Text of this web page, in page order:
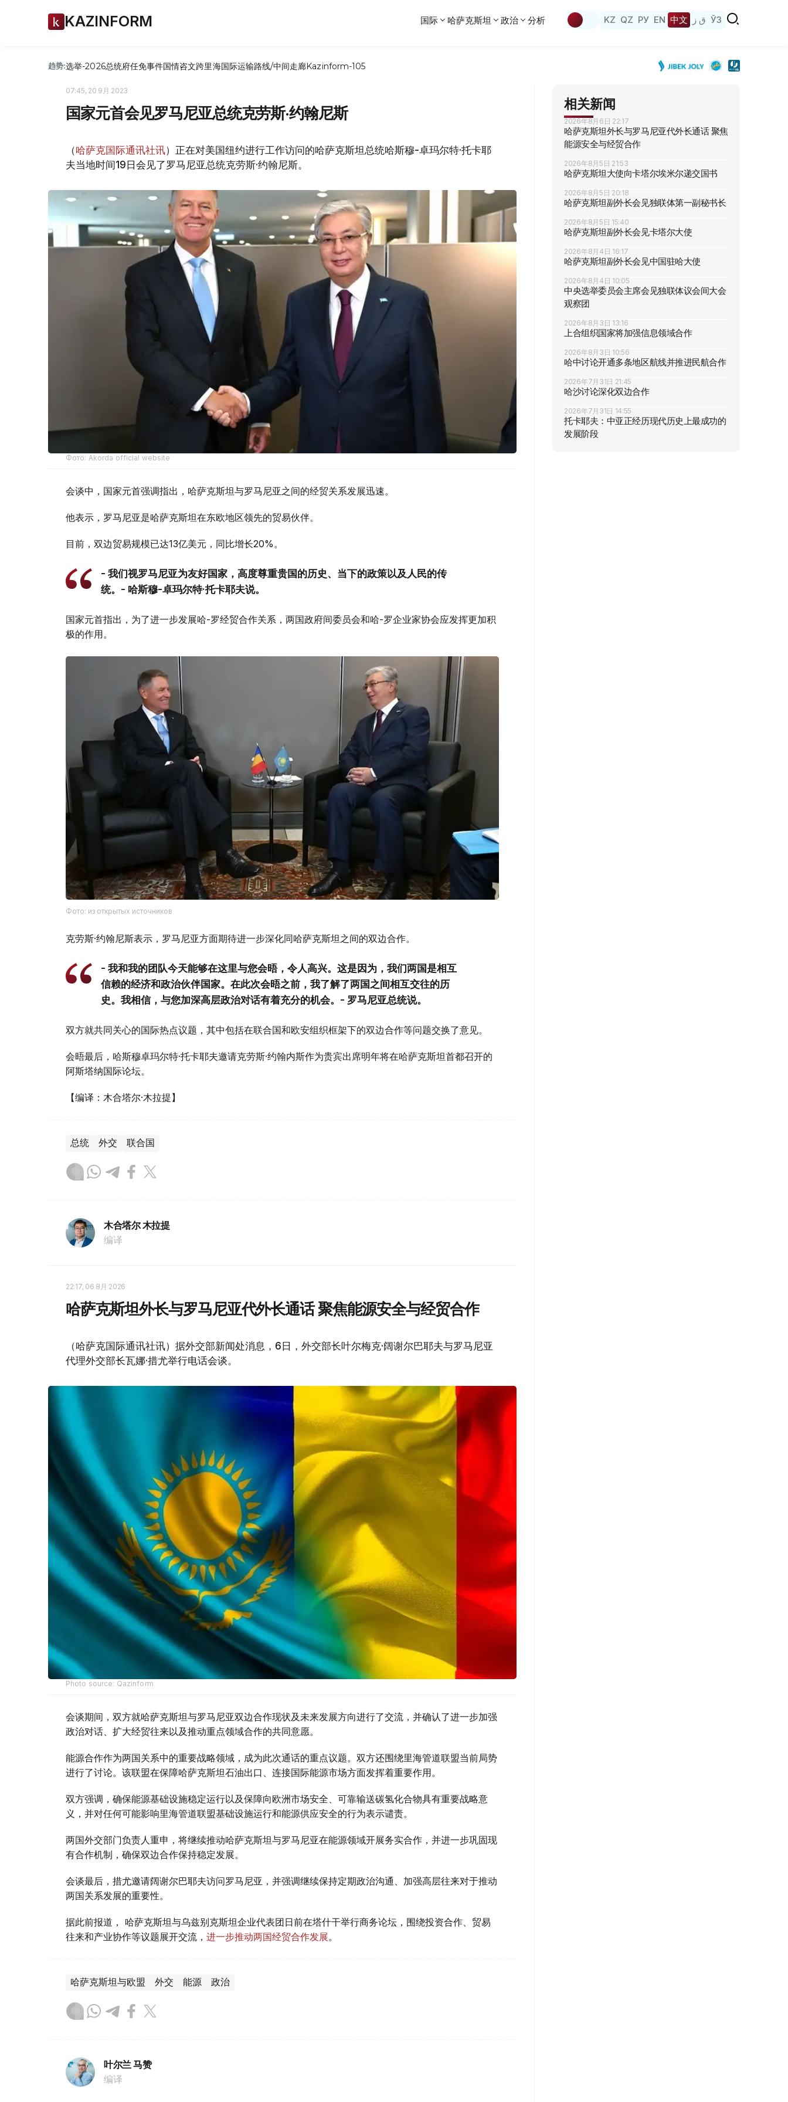
KAZINFORM 国际 哈萨克斯坦 政治 分析 KZ QZ РУ EN 中文 ق ز ЎЗ
趋势:选举-2026总统府任免事件国情咨文跨里海国际运输路线/中间走廊Kazinform-105
07:45, 20 9月 2023
国家元首会见罗马尼亚总统克劳斯·约翰尼斯
（哈萨克国际通讯社讯）正在对美国纽约进行工作访问的哈萨克斯坦总统哈斯穆-卓玛尔特·托卡耶
夫当地时间19日会见了罗马尼亚总统克劳斯·约翰尼斯。
Фото: Akorda official website
会谈中，国家元首强调指出，哈萨克斯坦与罗马尼亚之间的经贸关系发展迅速。
他表示，罗马尼亚是哈萨克斯坦在东欧地区领先的贸易伙伴。
目前，双边贸易规模已达13亿美元，同比增长20%。
- 我们视罗马尼亚为友好国家，高度尊重贵国的历史、当下的政策以及人民的传
统。- 哈斯穆-卓玛尔特·托卡耶夫说。
国家元首指出，为了进一步发展哈-罗经贸合作关系，两国政府间委员会和哈-罗企业家协会应发挥更加积
极的作用。
Фото: из открытых источников
克劳斯·约翰尼斯表示，罗马尼亚方面期待进一步深化同哈萨克斯坦之间的双边合作。
- 我和我的团队今天能够在这里与您会晤，令人高兴。这是因为，我们两国是相互
信赖的经济和政治伙伴国家。在此次会晤之前，我了解了两国之间相互交往的历
史。我相信，与您加深高层政治对话有着充分的机会。- 罗马尼亚总统说。
双方就共同关心的国际热点议题，其中包括在联合国和欧安组织框架下的双边合作等问题交换了意见。
会晤最后，哈斯穆卓玛尔特·托卡耶夫邀请克劳斯·约翰内斯作为贵宾出席明年将在哈萨克斯坦首都召开的
阿斯塔纳国际论坛。
【编译：木合塔尔·木拉提】
总统 外交 联合国
木合塔尔 木拉提
编译
22:17, 06 8月 2026
哈萨克斯坦外长与罗马尼亚代外长通话 聚焦能源安全与经贸合作
（哈萨克国际通讯社讯）据外交部新闻处消息，6日，外交部长叶尔梅克·阔谢尔巴耶夫与罗马尼亚
代理外交部长瓦娜·措尤举行电话会谈。
Photo source: Qazinform
会谈期间，双方就哈萨克斯坦与罗马尼亚双边合作现状及未来发展方向进行了交流，并确认了进一步加强
政治对话、扩大经贸往来以及推动重点领域合作的共同意愿。
能源合作作为两国关系中的重要战略领域，成为此次通话的重点议题。双方还围绕里海管道联盟当前局势
进行了讨论。该联盟在保障哈萨克斯坦石油出口、连接国际能源市场方面发挥着重要作用。
双方强调，确保能源基础设施稳定运行以及保障向欧洲市场安全、可靠输送碳氢化合物具有重要战略意
义，并对任何可能影响里海管道联盟基础设施运行和能源供应安全的行为表示谴责。
两国外交部门负责人重申，将继续推动哈萨克斯坦与罗马尼亚在能源领域开展务实合作，并进一步巩固现
有合作机制，确保双边合作保持稳定发展。
会谈最后，措尤邀请阔谢尔巴耶夫访问罗马尼亚，并强调继续保持定期政治沟通、加强高层往来对于推动
两国关系发展的重要性。
据此前报道， 哈萨克斯坦与乌兹别克斯坦企业代表团日前在塔什干举行商务论坛，围绕投资合作、贸易
往来和产业协作等议题展开交流， 进一步推动两国经贸合作发展。
哈萨克斯坦与欧盟 外交 能源 政治
叶尔兰 马赞
编译
相关新闻
2026年8月6日 22:17
哈萨克斯坦外长与罗马尼亚代外长通话 聚焦
能源安全与经贸合作
2026年8月5日 21:53
哈萨克斯坦大使向卡塔尔埃米尔递交国书
2026年8月5日 20:18
哈萨克斯坦副外长会见独联体第一副秘书长
2026年8月5日 15:40
哈萨克斯坦副外长会见卡塔尔大使
2026年8月4日 16:17
哈萨克斯坦副外长会见中国驻哈大使
2026年8月4日 10:05
中央选举委员会主席会见独联体议会间大会
观察团
2026年8月3日 13:16
上合组织国家将加强信息领域合作
2026年8月3日 10:56
哈中讨论开通多条地区航线并推进民航合作
2026年7月31日 21:45
哈沙讨论深化双边合作
2026年7月31日 14:55
托卡耶夫：中亚正经历现代历史上最成功的
发展阶段